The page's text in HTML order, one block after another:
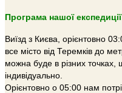
Програма нашої
Виїзд з Києва, орієнтовно
все місто від Теремків до
можна буде в різних точках,
індивідуально.
Орієнтовно о 05:00 нам